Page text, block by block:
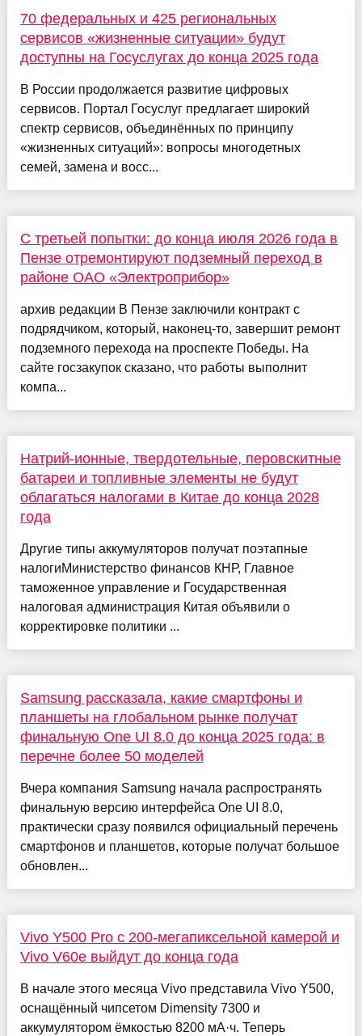
70 федеральных и 425 региональных
сервисов «жизненные ситуации» будут
доступны на Госуслугах до конца 2025 года
В России продолжается развитие цифровых
сервисов. Портал Госуслуг предлагает широкий
спектр сервисов, объединённых по принципу
«жизненных ситуаций»: вопросы многодетных
семей, замена и восс...
С третьей попытки: до конца июля 2026 года в
Пензе отремонтируют подземный переход в
районе ОАО «Электроприбор»
архив редакции В Пензе заключили контракт с
подрядчиком, который, наконец-то, завершит ремонт
подземного перехода на проспекте Победы. На
сайте госзакупок сказано, что работы выполнит
компа...
Натрий-ионные, твердотельные, перовскитные
батареи и топливные элементы не будут
облагаться налогами в Китае до конца 2028
года
Другие типы аккумуляторов получат поэтапные
налогиМинистерство финансов КНР, Главное
таможенное управление и Государственная
налоговая администрация Китая объявили о
корректировке политики ...
Samsung рассказала, какие смартфоны и
планшеты на глобальном рынке получат
финальную One UI 8.0 до конца 2025 года: в
перечне более 50 моделей
Вчера компания Samsung начала распространять
финальную версию интерфейса One UI 8.0,
практически сразу появился официальный перечень
смартфонов и планшетов, которые получат большое
обновлен...
Vivo Y500 Pro с 200-мегапиксельной камерой и
Vivo V60e выйдут до конца года
В начале этого месяца Vivo представила Vivo Y500,
оснащённый чипсетом Dimensity 7300 и
аккумулятором ёмкостью 8200 мА·ч. Теперь